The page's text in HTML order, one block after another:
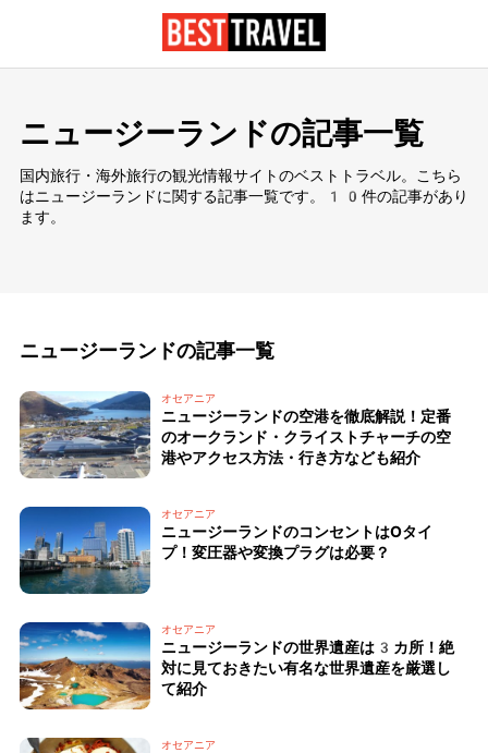
ニュージーランドの記事一覧
国内旅行・海外旅行の観光情報サイトのベストトラベル。こちら
はニュージーランドに関する記事一覧です。10件の記事があり
ます。
ニュージーランドの記事一覧
オセアニア
ニュージーランドの空港を徹底解説！定番
のオークランド・クライストチャーチの空
港やアクセス方法・行き方なども紹介
オセアニア
ニュージーランドのコンセントはOタイ
プ！変圧器や変換プラグは必要？
オセアニア
ニュージーランドの世界遺産は3カ所！絶
対に見ておきたい有名な世界遺産を厳選し
て紹介
オセアニア